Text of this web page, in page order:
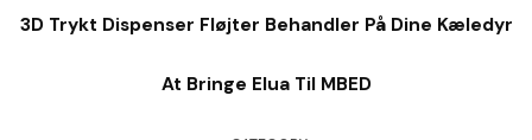
3D Trykt Dispenser Fløjter Behandler På Dine Kæledyr
At Bringe Elua Til MBED